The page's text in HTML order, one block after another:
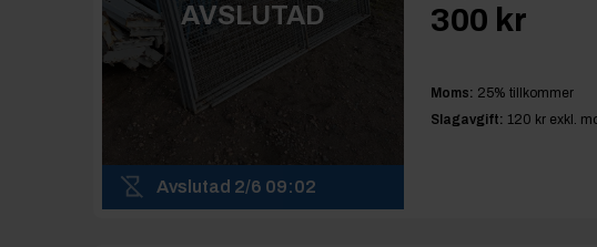
AVSLUTAD
Avslutad 2/6 09:02
300 kr
Moms: 25% tillkommer
Slagavgift: 120 krexkl.